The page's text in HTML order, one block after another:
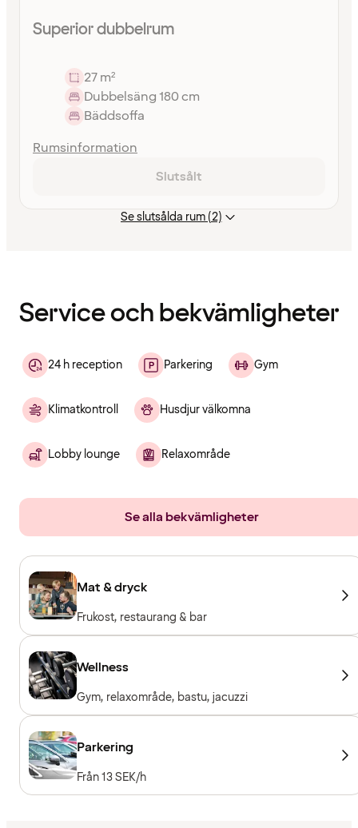
Superior dubbelrum
27 m²
Dubbelsäng 180 cm
Bäddsoffa
Rumsinformation
Slutsålt
Se slutsålda rum (2)
Service och bekvämligheter
24 h reception Parkering Gym
Klimatkontroll Husdjur välkomna
Lobby lounge Relaxområde
Se alla bekvämligheter
Mat & dryck
Frukost, restaurang & bar
Wellness
Gym, relaxområde, bastu, jacuzzi
Parkering
Från 13 SEK/h